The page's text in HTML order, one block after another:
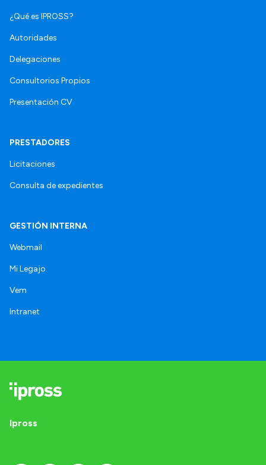
¿Qué es IPROSS?
Autoridades
Delegaciones
Consultorios Propios
Presentación CV
PRESTADORES
Licitaciones
Consulta de expedientes
GESTIÓN INTERNA
Webmail
Mi Legajo
Vem
Intranet
Ipross